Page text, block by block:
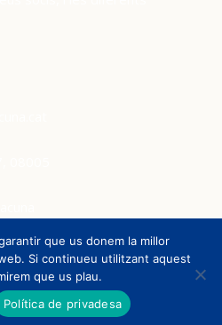
la Llacuna
que us donem la millor
Si continueu utilitzant aquest
que us plau.
Política de privadesa